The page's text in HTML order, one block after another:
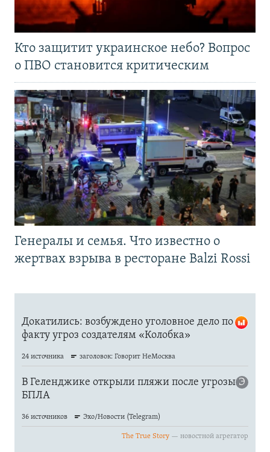
Кто защитит украинское небо? Вопрос
о ПВО становится критическим
Генералы и семья. Что известно о
жертвах взрыва в ресторане Balzi Rossi